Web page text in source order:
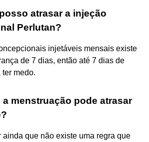
atrasar a injeção
Perlutan?
injetáveis mensais existe
de 7 dias, então até 7 dias de
medo.
menstruação pode atrasar
ainda que não existe uma regra que